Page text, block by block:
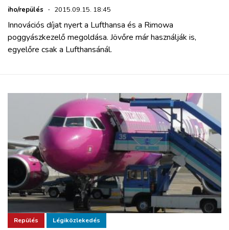
iho/repülés · 2015.09.15. 18:45
Innovációs díjat nyert a Lufthansa és a Rimowa
poggyászkezelő megoldása. Jövőre már használják is,
egyelőre csak a Lufthansánál.
Repülés Légiközlekedés